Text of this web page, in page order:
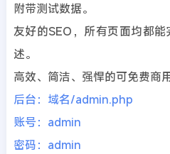
附带测试数据。
友好的SEO，所有页面均都
述。
高效、简洁、强悍的可免费商
后台：域名/admin.php
账号：admin
密码：admin